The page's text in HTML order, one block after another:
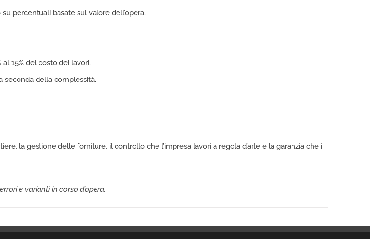
percentuali basate sul valore dell’opera.
al 15% del costo dei lavori.
seconda della complessità.
la gestione delle forniture, il controllo che l’impresa lavori a regola d’arte e la garanzia che i
e varianti in corso d’opera.